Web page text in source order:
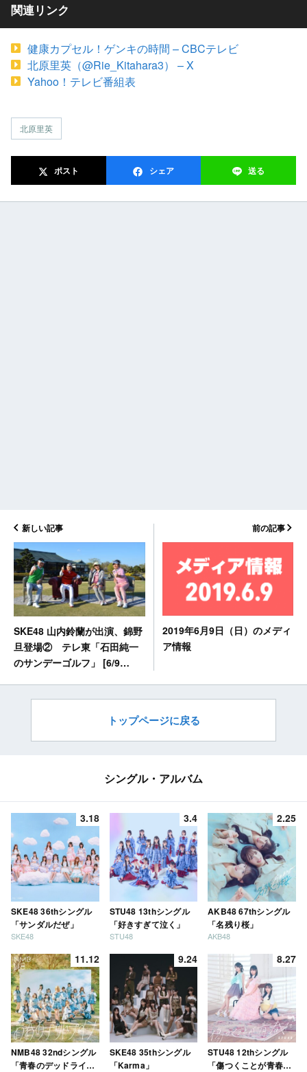
関連リンク
健康カプセル！ゲンキの時間 – CBCテレビ
北原里英（@Rie_Kitahara3） – X
Yahoo！テレビ番組表
北原里英
ポスト シェア 送る
新しい記事
SKE48 山内鈴蘭が出演、錦野
旦登場② テレ東「石田純一
のサンデーゴルフ」 [6/9
前の記事
2019年6月9日（日）のメディ
ア情報
トップページに戻る
シングル・アルバム
3.18
SKE48 36thシングル
「サンダルだぜ」
SKE48
3.4
STU48 13thシングル
「好きすぎて泣く」
STU48
2.25
AKB48 67thシングル
「名残り桜」
AKB48
11.12
NMB48 32ndシングル
「青春のデッドライ
9.24
SKE48 35thシングル
「Karma」
8.27
STU48 12thシングル
「傷つくことが青春